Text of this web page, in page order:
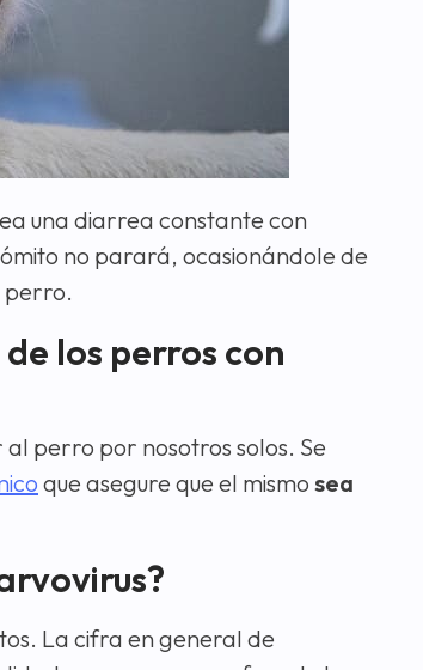
una diarrea constante con
no parará, ocasionándole de
perro.
los perros con
perro por nosotros solos. Se
que asegure que el mismo sea
La cifra en general de